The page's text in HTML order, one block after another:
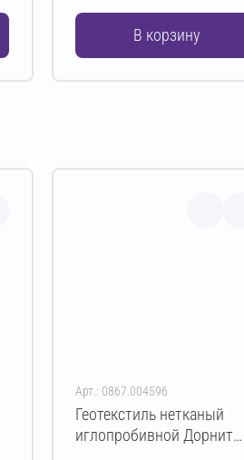
В корзину
Арт.: 0867.004596
Геотекстиль нетканый
иглопробивной Дорнит